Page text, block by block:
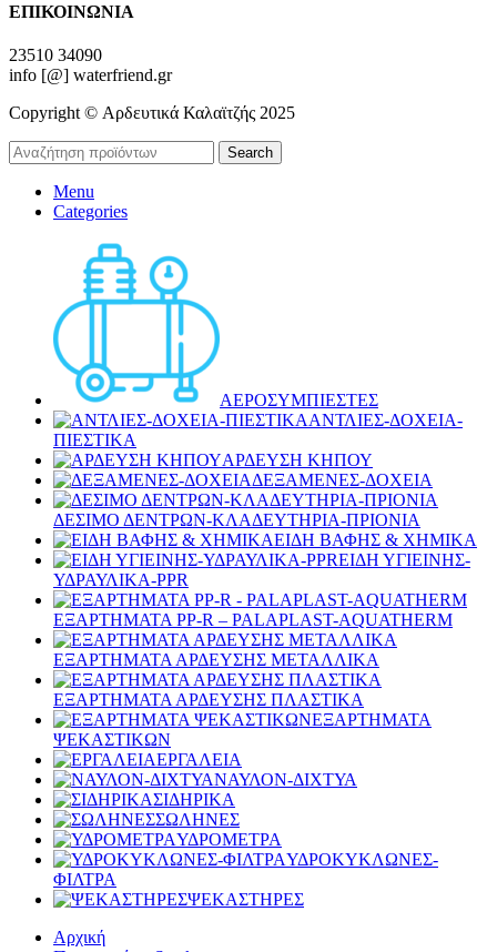
ΕΠΙΚΟΙΝΩΝΙΑ
23510 34090
info [@] waterfriend.gr
Copyright © Αρδευτικά Καλαϊτζής 2025
Search
Menu
Categories
ΑΕΡΟΣΥΜΠΙΕΣΤΕΣ
ΑΝΤΛΙΕΣ-ΔΟΧΕΙΑ-
ΠΙΕΣΤΙΚΑ
ΑΡΔΕΥΣΗ ΚΗΠΟΥ
ΔΕΞΑΜΕΝΕΣ-ΔΟΧΕΙΑ
ΔΕΣΙΜΟ ΔΕΝΤΡΩΝ-ΚΛΑΔΕΥΤΗΡΙΑ-ΠΡΙΟΝΙΑ
ΕΙΔΗ ΒΑΦΗΣ & ΧΗΜΙΚΑ
ΕΙΔΗ ΥΓΙΕΙΝΗΣ-
ΥΔΡΑΥΛΙΚΑ-PPR
ΕΞΑΡΤΗΜΑΤΑ PP-R – PALAPLAST-AQUATHERM
ΕΞΑΡΤΗΜΑΤΑ ΑΡΔΕΥΣΗΣ ΜΕΤΑΛΛΙΚΑ
ΕΞΑΡΤΗΜΑΤΑ ΑΡΔΕΥΣΗΣ ΠΛΑΣΤΙΚΑ
ΕΞΑΡΤΗΜΑΤΑ
ΨΕΚΑΣΤΙΚΩΝ
ΕΡΓΑΛΕΙΑ
ΝΑΥΛΟΝ-ΔΙΧΤΥΑ
ΣΙΔΗΡΙΚΑ
ΣΩΛΗΝΕΣ
ΥΔΡΟΜΕΤΡΑ
ΥΔΡΟΚΥΚΛΩΝΕΣ-
ΦΙΛΤΡΑ
ΨΕΚΑΣΤΗΡΕΣ
Αρχική